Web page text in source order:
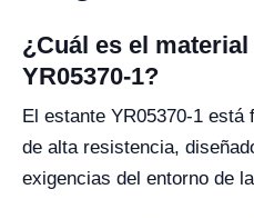
¿Cuál es el
YR05370-1?
El estante YR05370-1 está
de alta resistencia,
exigencias del entorno de